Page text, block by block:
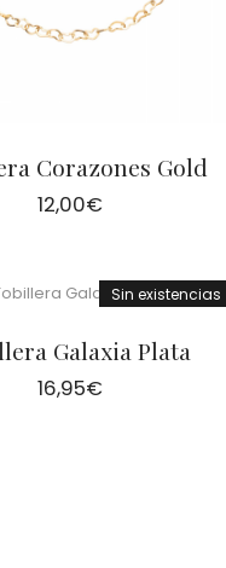
Corazones Gold
12,00€
Sin existencias
Galaxia Plata
16,95€